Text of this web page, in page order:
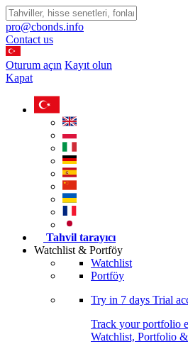
pro@cbonds.info
Contact us
Oturum açın Kayıt olun
Kapat
Tahvil tarayıcı
Watchlist & Portföy
Watchlist
Portföy
Try in 7 days Trial
Track your portfolio
Watchlist, Portfolio